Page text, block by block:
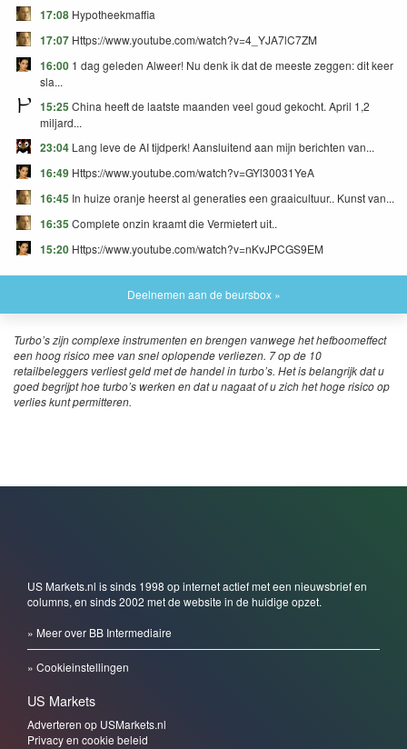
17:08 Hypotheekmaffia
17:07 Https://www.youtube.com/watch?v=4_YJA7lC7ZM
16:00 1 dag geleden Alweer! Nu denk ik dat de meeste zeggen: dit keer
sla...
15:25 China heeft de laatste maanden veel goud gekocht. April 1,2
miljard...
23:04 Lang leve de AI tijdperk! Aansluitend aan mijn berichten van...
16:49 Https://www.youtube.com/watch?v=GYl30031YeA
16:45 In huize oranje heerst al generaties een graaicultuur.. Kunst van...
16:35 Complete onzin kraamt die Vermietert uit..
15:20 Https://www.youtube.com/watch?v=nKvJPCGS9EM
Deelnemen aan de beursbox »
Turbo’s zijn complexe instrumenten en brengen vanwege het hefboomeffect
een hoog risico mee van snel oplopende verliezen. 7 op de 10
retailbeleggers verliest geld met de handel in turbo’s. Het is belangrijk dat u
goed begrijpt hoe turbo’s werken en dat u nagaat of u zich het hoge risico op
verlies kunt permitteren.
US Markets.nl is sinds 1998 op internet actief met een nieuwsbrief en
columns, en sinds 2002 met de website in de huidige opzet.
» Meer over BB Intermediaire
» Cookieinstellingen
US Markets
Adverteren op USMarkets.nl
Privacy en cookie beleid